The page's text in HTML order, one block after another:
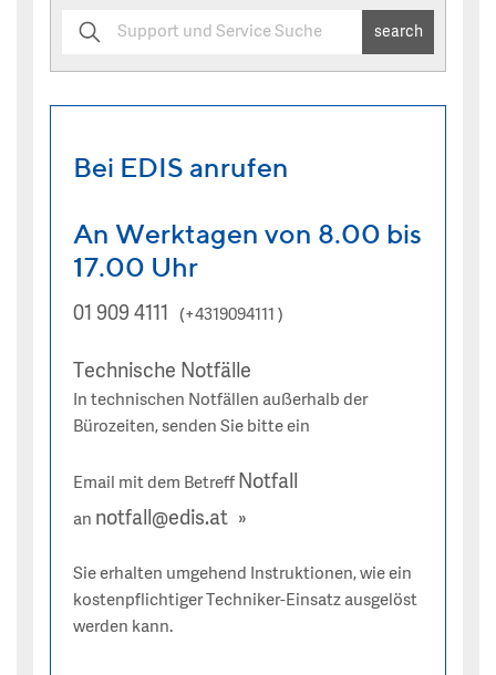
search
Bei EDIS anrufen
An Werktagen von 8.00 bis
17.00 Uhr
01 909 4111 (+4319094111 )
Technische Notfälle
In technischen Notfällen außerhalb der
Bürozeiten, senden Sie bitte ein
Email mit dem Betreff Notfall
an notfall@edis.at
Sie erhalten umgehend Instruktionen, wie ein
kostenpflichtiger Techniker-Einsatz ausgelöst
werden kann.